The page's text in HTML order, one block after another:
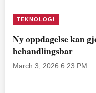
TEKNOLOGI
Ny oppdagelse kan
behandlingsbar
March 3, 2026 6:23 PM